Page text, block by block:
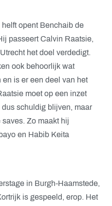
opent Benchaib de
passeert Calvin Raatsie,
het doel verdedigt.
ook behoorlijk wat
is er een deel van het
moet op een inzet
schuldig blijven, maar
Zo maakt hij
en Habib Keita
in Burgh-Haamstede,
is gespeeld, erop. Het